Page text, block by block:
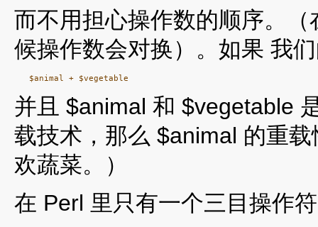
而不用担心操作数的顺序。
候操作数会对换）。如果 我
并且 $animal 和 $vegetable
载技术，那么 $animal 的重
欢蔬菜。）
在 Perl 里只有一个三目操作